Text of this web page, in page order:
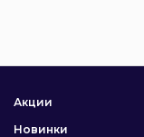
Акции
Новинки